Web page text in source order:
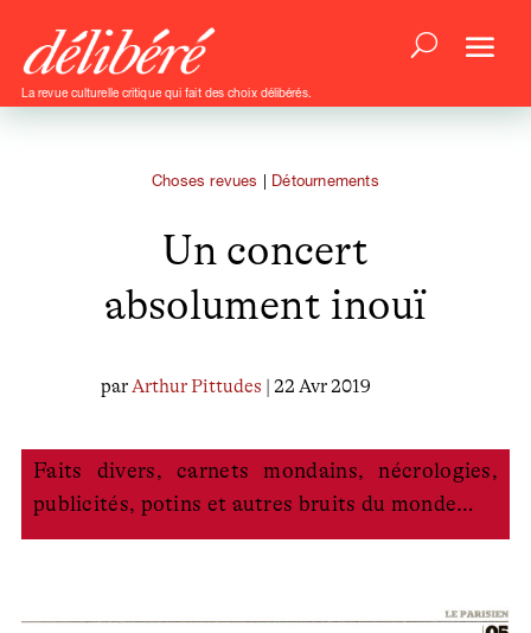
La revue culturelle critique qui fait des choix délibérés.
Choses revues Détournements
Un concert
absolument inouï
parArthur Pittudes | 22 Avr 2019
Faits divers, carnets mondains, nécrologies,
publicités, potins et autres bruits du monde…